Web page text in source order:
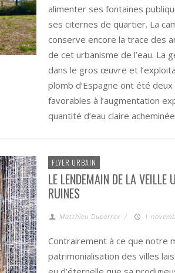
alimenter ses fontaines
ses citernes de quartier. La
conserve encore la trace des
de cet urbanisme de l’eau. La
dans le gros œuvre et
plomb d’Espagne ont été
favorables à l’augmentation
quantité d’eau claire
FLYER URBAIN
LE LENDEMAIN DE LA VEILLE
RUINES
Matthieu Duperrex / 1
Contrairement à ce que notre
patrimonialisation des villes